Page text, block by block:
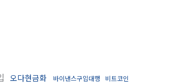
오다현금화 바이낸스구입대행
비트코인